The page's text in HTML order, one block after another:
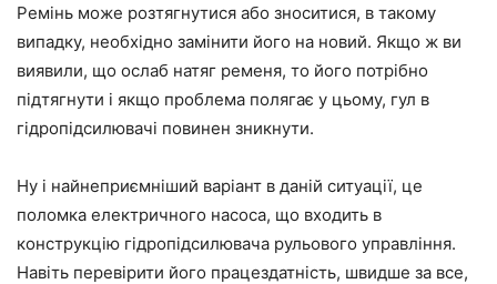
Ремінь може розтягнутися або зноситися, в такому
випадку, необхідно замінити його на новий. Якщо ж ви
виявили, що ослаб натяг ременя, то його потрібно
підтягнути і якщо проблема полягає у цьому, гул в
гідропідсилювачі повинен зникнути.
Ну і найнеприємніший варіант в даній ситуації, це
поломка електричного насоса, що входить в
конструкцію гідропідсилювача рульового управління.
Навіть перевірити його працездатність, швидше за все,